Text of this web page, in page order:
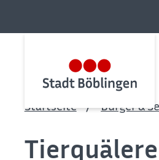
Startseite Bürger &